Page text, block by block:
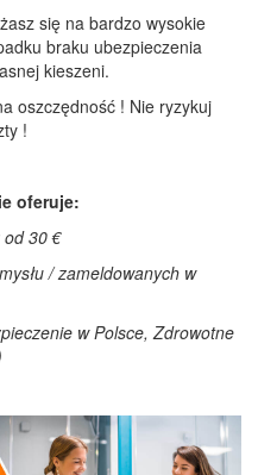
się na bardzo wysokie
braku ubezpieczenia
kieszeni.
oszczędność ! Nie ryzykuj
!
oferuje:
od 30 €
/ zameldowanych w
w Polsce, Zdrowotne